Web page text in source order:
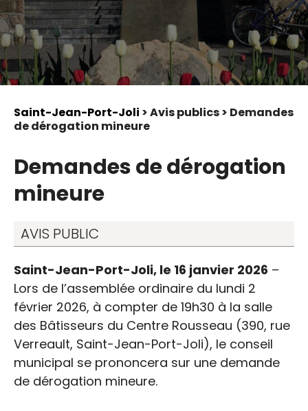
Saint-Jean-Port-Joli > Avis publics > Demandes
de dérogation mineure
Demandes de dérogation
mineure
AVIS PUBLIC
Saint-Jean-Port-Joli, le 16 janvier 2026 –
Lors de l’assemblée ordinaire du lundi 2
février 2026, à compter de 19h30 à la salle
des Bâtisseurs du Centre Rousseau (390, rue
Verreault, Saint-Jean-Port-Joli), le conseil
municipal se prononcera sur une demande
de dérogation mineure.